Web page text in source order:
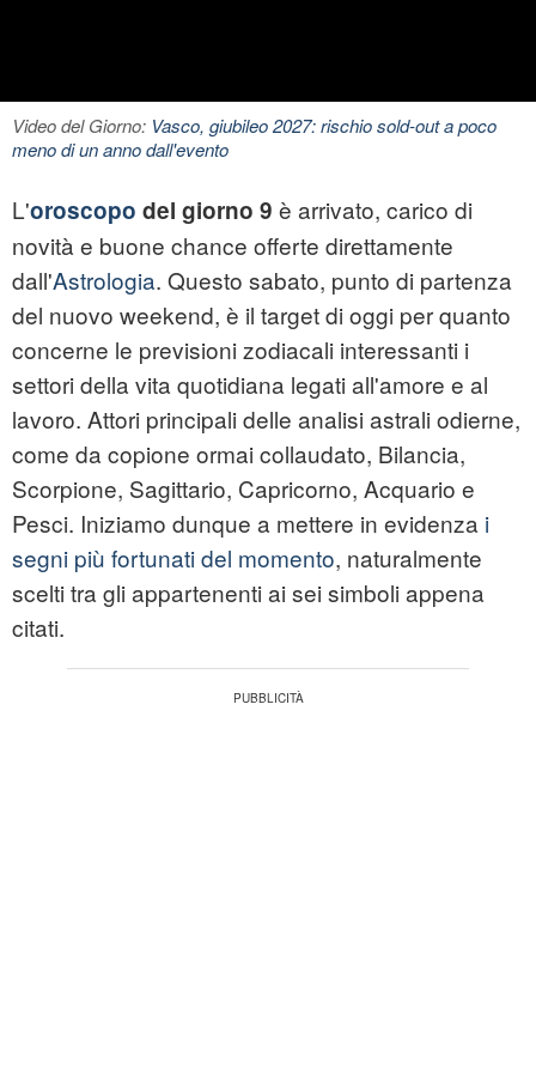
Video del Giorno: Vasco, giubileo 2027: rischio sold-out a poco
meno di un anno dall'evento
L'oroscopo del giorno 9 è arrivato, carico di
novità e buone chance offerte direttamente
dall'Astrologia. Questo sabato, punto di partenza
del nuovo weekend, è il target di oggi per quanto
concerne le previsioni zodiacali interessanti i
settori della vita quotidiana legati all'amore e al
lavoro. Attori principali delle analisi astrali odierne,
come da copione ormai collaudato, Bilancia,
Scorpione, Sagittario, Capricorno, Acquario e
Pesci. Iniziamo dunque a mettere in evidenza i
segni più fortunati del momento, naturalmente
scelti tra gli appartenenti ai sei simboli appena
citati.